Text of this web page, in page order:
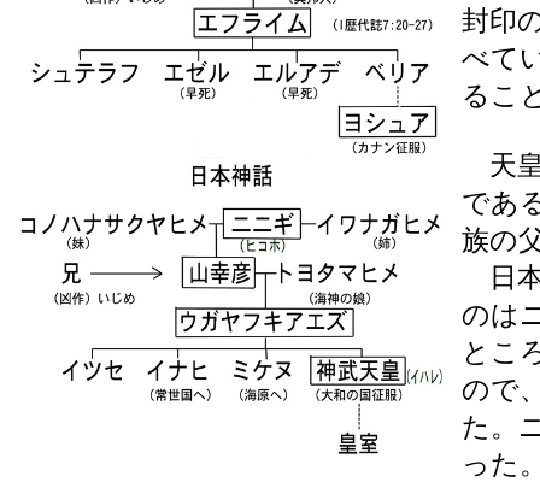
封印
べて
るこ
天
であ
族の
日
のは
とこ
ので
た。
った